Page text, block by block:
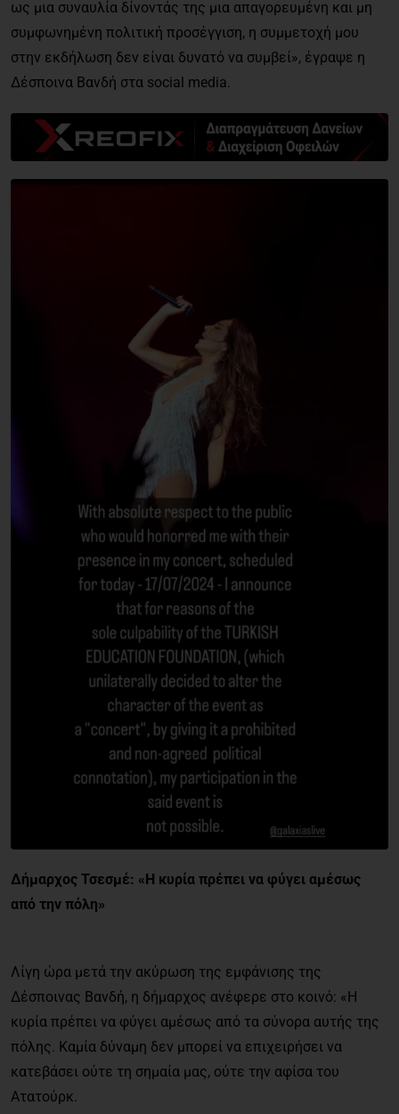
ως μια συναυλία δίνοντάς της μια απαγορευμένη και μη
συμφωνημένη πολιτική προσέγγιση, η συμμετοχή μου
στην εκδήλωση δεν είναι δυνατό να συμβεί», έγραψε η
Δέσποινα Βανδή στα social media.
Δήμαρχος Τσεσμέ: «Η κυρία πρέπει να φύγει αμέσως
από την πόλη»
Λίγη ώρα μετά την ακύρωση της εμφάνισης της
Δέσποινας Βανδή, η δήμαρχος ανέφερε στο κοινό: «Η
κυρία πρέπει να φύγει αμέσως από τα σύνορα αυτής της
πόλης. Καμία δύναμη δεν μπορεί να επιχειρήσει να
κατεβάσει ούτε τη σημαία μας, ούτε την αφίσα του
Ατατούρκ.